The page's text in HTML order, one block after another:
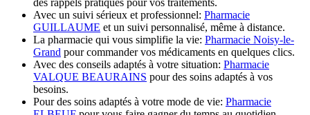
des rappels pratiques pour vos traitements.
Avec un suivi sérieux et professionnel: Pharmacie
GUILLAUME et un suivi personnalisé, même à distance.
La pharmacie qui vous simplifie la vie: Pharmacie Noisy-le-
Grand pour commander vos médicaments en quelques clics.
Avec des conseils adaptés à votre situation: Pharmacie
VALQUE BEAURAINS pour des soins adaptés à vos
besoins.
Pour des soins adaptés à votre mode de vie: Pharmacie